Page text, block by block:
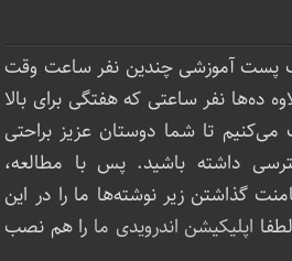
پست آموزشی چندین نفر ساعت‌ وقت
ده‌ها نفر ساعتی که هفتگی برای بالا
تا شما دوستان عزیز براحتی
داشته باشید. پس با مطالعه،
گذاشتن زیر نوشته‌‌ها ما را در این
اپلیکیشن اندرویدی ما را هم نصب